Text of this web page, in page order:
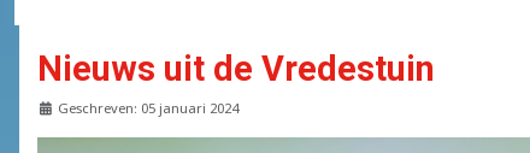
Nieuws uit de Vredestuin
Details
Geschreven: 05 januari 2024